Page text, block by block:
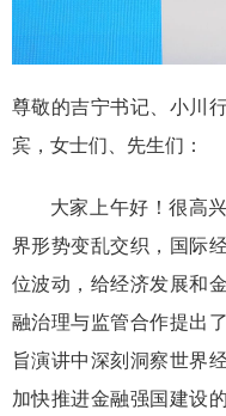
尊敬的吉宁书记、 小川
宾，女士们、先生们：
大家上午好！很高
界形势变乱交织，国际
位波动，给经济发展和
融治理与监管合作提出
旨演讲中深刻洞察世界
加快推进金融强国建设